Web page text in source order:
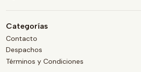
Categorías
Contacto
Despachos
Términos y Condiciones